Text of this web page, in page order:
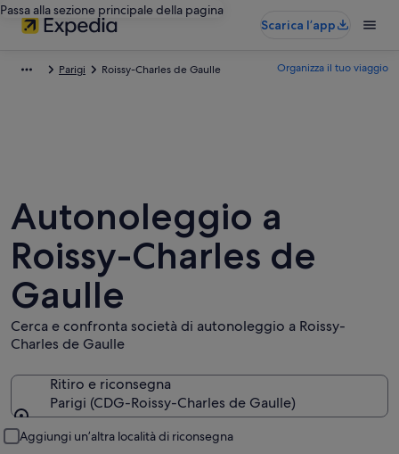
Passa alla sezione principale della pagina
Scarica l’app
Parigi Roissy-Charles de Gaulle Organizza il tuo viaggio
Autonoleggio a
Roissy-Charles de
Gaulle
Cerca e confronta società di autonoleggio a Roissy-
Charles de Gaulle
Ritiro e riconsegna
Parigi (CDG-Roissy-Charles de Gaulle)
Aggiungi un’altra località di riconsegna